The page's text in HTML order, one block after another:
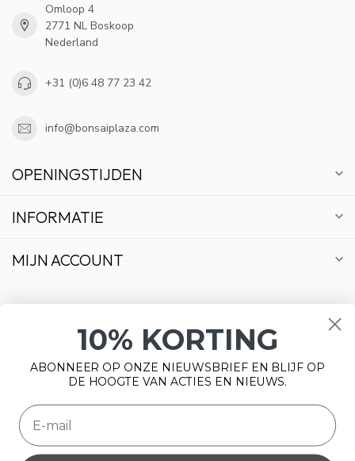
Omloop 4
2771 NL Boskoop
Nederland
+31 (0)6 48 77 23 42
info@bonsaiplaza.com
OPENINGSTIJDEN
INFORMATIE
MIJN ACCOUNT
10% KORTING
ABONNEER OP ONZE NIEUWSBRIEF EN BLIJF OP
DE HOOGTE VAN ACTIES EN NIEUWS.